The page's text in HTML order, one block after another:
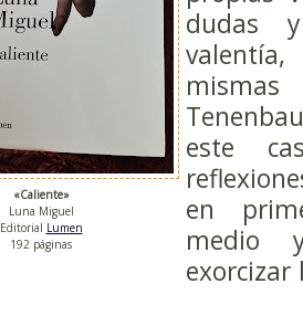
«Caliente»
Luna Miguel
Editorial Lumen
192 páginas
dudas
este
en
medio
exorcizar